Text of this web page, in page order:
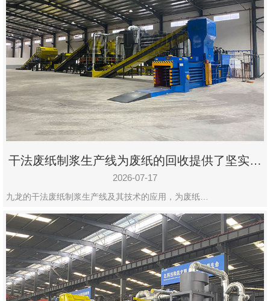
司
豫
ICP
备
19020390
号-1
干法废纸制浆生产线为废纸的回收提供了坚实的
保障
2026-07-17
九龙的干法废纸制浆生产线及其技术的应用，为废纸…